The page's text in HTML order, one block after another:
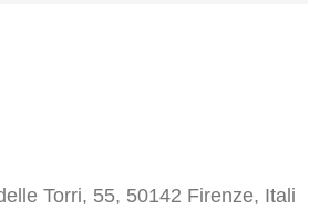
Torri, 55, 50142 Firenze, Itali